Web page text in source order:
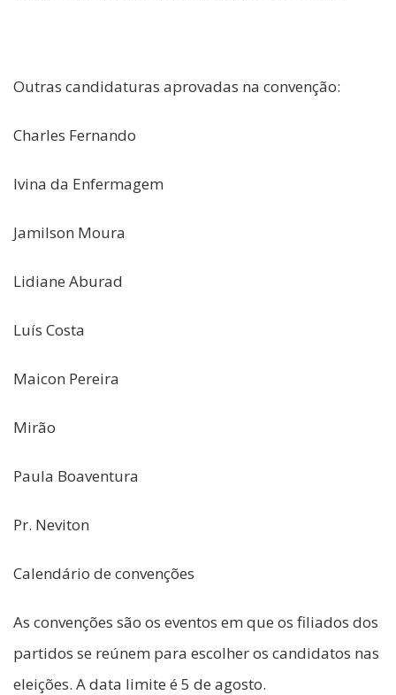
Outras candidaturas aprovadas na convenção:
Charles Fernando
Ivina da Enfermagem
Jamilson Moura
Lidiane Aburad
Luís Costa
Maicon Pereira
Mirão
Paula Boaventura
Pr. Neviton
Calendário de convenções
As convenções são os eventos em que os filiados dos
partidos se reúnem para escolher os candidatos nas
eleições. A data limite é 5 de agosto.